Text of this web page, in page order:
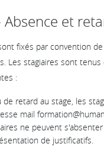
et
fixés par convention
Les stagiaires sont
:
de retard au stage, les
mail
ne peuvent
de justificatifs.